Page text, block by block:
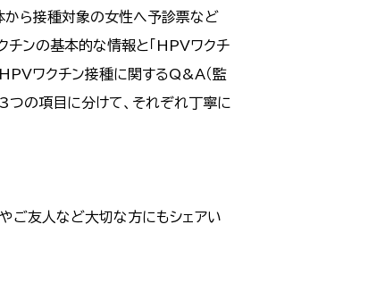
から接種対象の女性へ予診票など
ンの基本的な情報と「HPVワクチ
ワクチン接種に関するQ&A（監
つの項目に分けて、それぞれ丁寧に
ご友人など大切な方にもシェアい